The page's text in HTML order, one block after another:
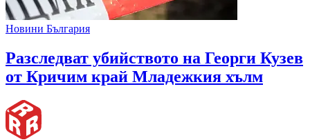
Новини България
Разследват убийството на Георги Кузев
от Кричим край Младежкия хълм